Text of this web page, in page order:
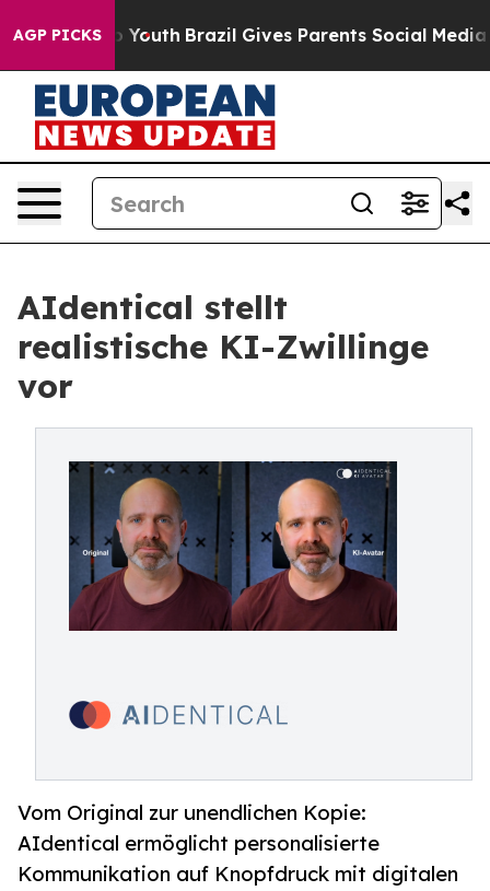
AGP PICKS
to Youth Brazil Gives Parents Social Media
AIdentical stellt
realistische KI-Zwillinge
vor
Vom Original zur unendlichen Kopie:
AIdentical ermöglicht personalisierte
Kommunikation auf Knopfdruck mit digitalen